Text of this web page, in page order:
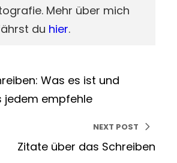
Mehr über mich
du hier.
Was es ist und
jedem empfehle
NEXT POST
Zitate über das Schreiben